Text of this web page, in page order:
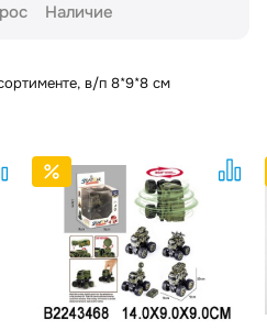
Наличие
в/п 8*9*8 см